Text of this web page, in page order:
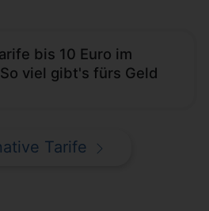
bis 10 Euro im
viel gibt's fürs Geld
Tarife